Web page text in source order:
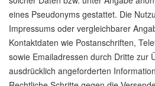
eines Pseudonyms gestattet. Die
Impressums oder vergleichbarer
Kontaktdaten wie Postanschriften,
sowie Emailadressen durch Dritte zur
ausdrücklich angeforderten